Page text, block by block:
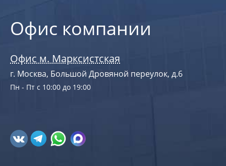
Офис компании
Офис м. Марксистская
г. Москва, Большой Дровяной переулок, д.6
Пн - Пт с 10:00 до 19:00